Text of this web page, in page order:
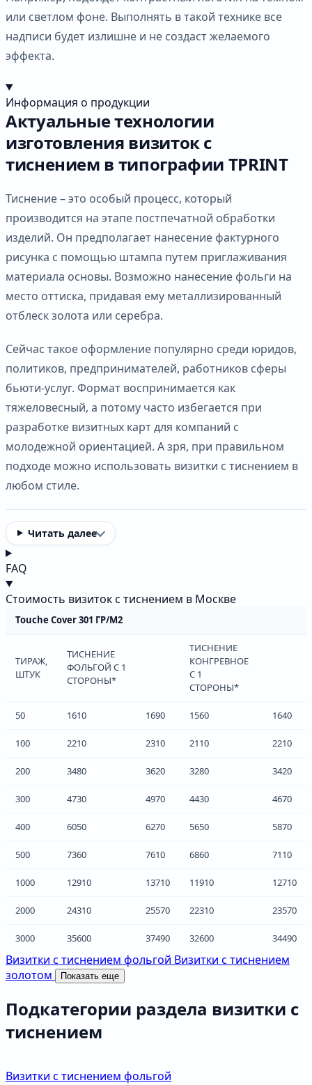
или светлом фоне. Выполнять в такой технике все
надписи будет излишне и не создаст желаемого
эффекта.
Информация о продукции
Актуальные технологии
изготовления визиток с
тиснением в типографии TPRINT
Тиснение – это особый процесс, который
производится на этапе постпечатной обработки
изделий. Он предполагает нанесение фактурного
рисунка с помощью штампа путем приглаживания
материала основы. Возможно нанесение фольги на
место оттиска, придавая ему металлизированный
отблеск золота или серебра.
Сейчас такое оформление популярно среди юридов,
политиков, предпринимателей, работников сферы
бьюти-услуг. Формат воспринимается как
тяжеловесный, а потому часто избегается при
разработке визитных карт для компаний с
молодежной ориентацией. А зря, при правильном
подходе можно использовать визитки с тиснением в
любом стиле.
Читать далее
FAQ
Стоимость визиток с тиснением в Москве
Touche Cover 301 ГР/М2
ТИРАЖ,
ШТУК
ТИСНЕНИЕ
ФОЛЬГОЙ С 1
СТОРОНЫ*
ТИСНЕНИЕ
КОНГРЕВНОЕ
С 1
СТОРОНЫ*
50 1610 1690 1560 1640
100 2210 2310 2110 2210
200 3480 3620 3280 3420
300 4730 4970 4430 4670
400 6050 6270 5650 5870
500 7360 7610 6860 7110
1000 12910 13710 11910 12710
2000 24310 25570 22310 23570
3000 35600 37490 32600 34490
Визитки с тиснением фольгой Визитки с тиснением
золотом
Показать еще
Подкатегории раздела визитки с
тиснением
Визитки с тиснением фольгой